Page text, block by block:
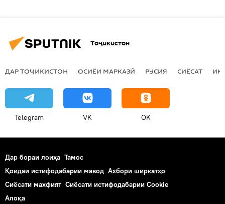
Тоҷикистон
ДАР ТОҶИКИСТОН ОСИЁИ МАРКАЗӢ РУСИЯ СИЁСАТ
Telegram VK OK
Дар бораи лоиҳа Тамос
Қоидаи истифодабарии мавод Ахбори ширкатҳо
Сиёсати махфият Сиёсати истифодабарии Cookie
Алоқа